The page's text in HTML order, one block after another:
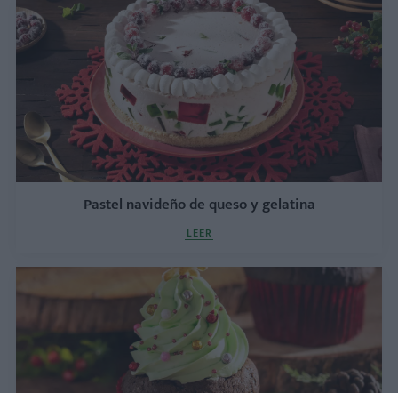
Pastel navideño de queso y gelatina
LEER